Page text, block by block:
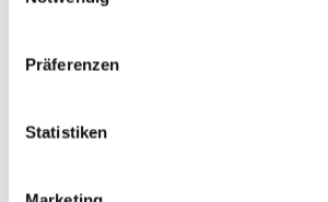
Präferenzen
Statistiken